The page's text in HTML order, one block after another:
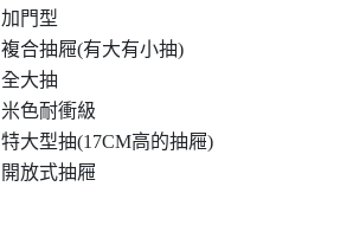
加門型
複合抽屜(有大有小抽)
全大抽
米色耐衝級
特大型抽(17CM高的抽屜)
開放式抽屜